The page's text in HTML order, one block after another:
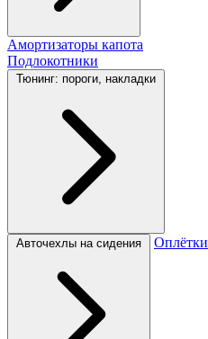
Амортизаторы капота
Подлокотники
Тюнинг: пороги, накладки
Авточехлы на сидения Оплётки